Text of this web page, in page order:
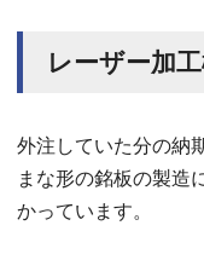
レーザー加
外注していた分の納
まな形の銘板の製造
かっています。